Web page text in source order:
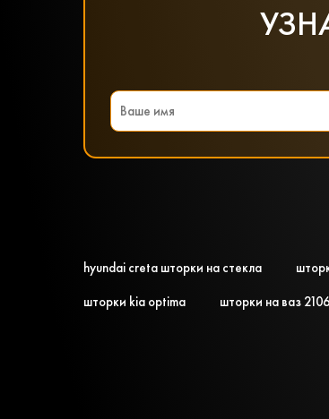
hyundai creta шторки на стекла
шторки kia optima
шторки на ваз 2106